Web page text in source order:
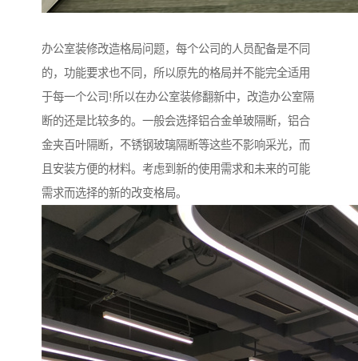
办公室装修改造格局问题，每个公司的人员配备是不同
的，功能要求也不同，所以原先的格局并不能完全适用
于每一个公司!所以在办公室装修翻新中，改造办公室隔
断的还是比较多的。一般会选择铝合金单玻隔断，铝合
金夹百叶隔断，不锈钢玻璃隔断等这些不影响采光，而
且安装方便的材料。考虑到新的使用需求和未来的可能
需求而选择的新的改变格局。